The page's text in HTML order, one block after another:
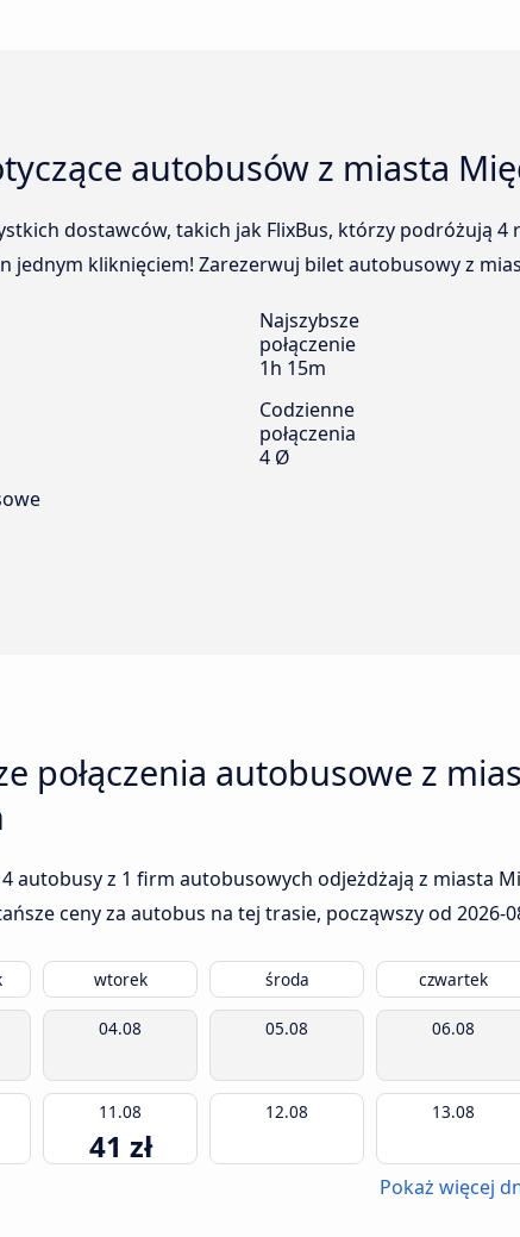
autobusów z miasta
dostawców, takich jak FlixBus, którzy podróżują
jednym kliknięciem! Zarezerwuj bilet autobusowy z
Najszybsze
połączenie
1h 15m
Codzienne
połączenia
4 Ø
połączenia autobusowe z
autobusy z 1 firm autobusowych odjeżdżają z miasta
ceny za autobus na tej trasie, począwszy od 2026-
wtorek środa czwartek
04.08 05.08 06.08
11.08
41 zł
12.08 13.08
Pokaż więcej